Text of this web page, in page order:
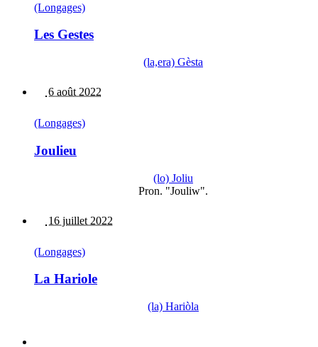
(Longages)
Les Gestes
(la,era) Gèsta
6 août 2022
(Longages)
Joulieu
(lo) Joliu
Pron. "Jouliw".
16 juillet 2022
(Longages)
La Hariole
(la) Hariòla